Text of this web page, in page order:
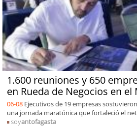
1.600 reuniones y 650
en Rueda de Negocios en
06-08 Ejecutivos de 19 empresas
una jornada maratónica que fortaleció el
soyantofagasta